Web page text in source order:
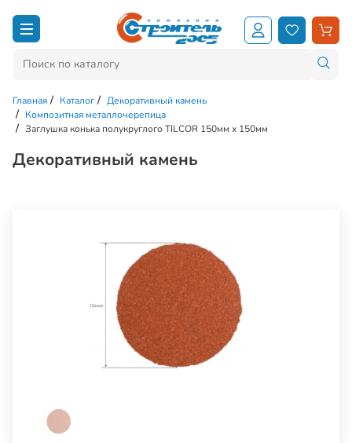
Главная Каталог
Декоративный камень
Композитная металлочерепица
Заглушка конька полукруглого TILCOR 150мм х 150мм
Декоративный камень